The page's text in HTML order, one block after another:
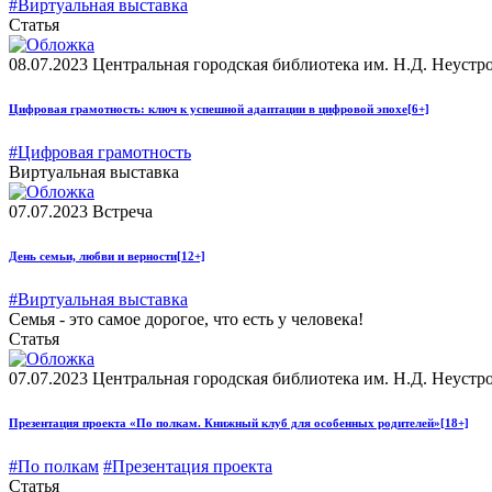
#Виртуальная выставка
Статья
08.07.2023 Центральная городская библиотека им. Н.Д.
Цифровая грамотность: ключ к успешной адаптации в цифровой эпохе[6+]
#Цифровая грамотность
Виртуальная выставка
07.07.2023 Встреча
День семьи, любви и верности[12+]
#Виртуальная выставка
Семья - это самое дорогое, что есть у человека!
Статья
07.07.2023 Центральная городская библиотека им. Н.Д.
Презентация проекта «По полкам. Книжный клуб для особенных родителей»[18+]
#По полкам #Презентация проекта
Статья